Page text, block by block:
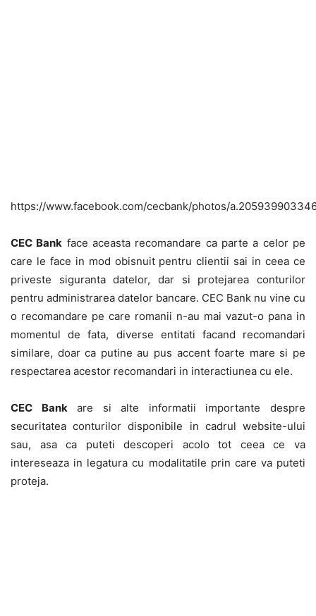
https://www.facebook.com/cecbank/photos/
CEC Bank face aceasta recomandare ca parte a celor pe
care le face in mod obisnuit pentru clientii sai in ceea ce
priveste siguranta datelor, dar si protejarea conturilor
pentru administrarea datelor bancare. CEC Bank nu vine cu
o recomandare pe care romanii n-au mai vazut-o pana in
momentul de fata, diverse entitati facand recomandari
similare, doar ca putine au pus accent foarte mare si pe
respectarea acestor recomandari in interactiunea cu ele.
CEC Bankare si alte informatii importante despre
securitatea conturilor disponibile in cadrul website-ului
sau, asa ca puteti descoperi acolo tot ceea ce va
intereseaza in legatura cu modalitatile prin care va puteti
proteja.